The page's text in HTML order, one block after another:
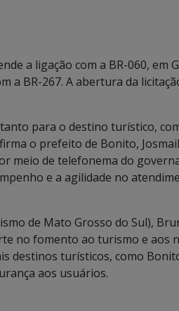
a ligação com a BR-060, em
a BR-267. A abertura da
para o destino turístico,
o prefeito de Bonito, Josmail
meio de telefonema do
e a agilidade no
de Mato Grosso do Sul),
no fomento ao turismo e aos
destinos turísticos, como
aos usuários.